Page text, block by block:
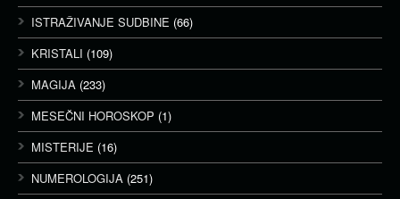
ISTRAŽIVANJE SUDBINE (66)
KRISTALI (109)
MAGIJA (233)
MESEČNI HOROSKOP (1)
MISTERIJE (16)
NUMEROLOGIJA (251)